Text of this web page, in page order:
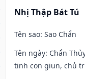
Nhị Thập Bát Tú
Tên sao: Sao Chẩn
Tên ngày: Chẩn
tinh con giun, chủ